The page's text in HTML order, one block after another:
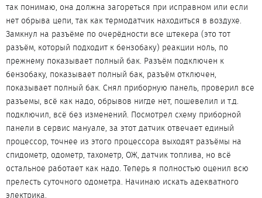
так понимаю, она должна загореться при исправном или если
нет обрыва цепи, так как термодатчик находиться в воздухе.
Замкнул на разъёме по очерёдности все штекера (это тот
разъём, который подходит к бензобаку) реакции ноль, по
прежнему показывает полный бак. Разъём подключен к
бензобаку, показывает полный бак, разъём отключен,
показывает полный бак. Снял приборную панель, проверил все
разъемы, всё как надо, обрывов нигде нет, пошевелил и т.д.
подключил, всё без изменений. Посмотрел схему приборной
панели в сервис мануале, за этот датчик отвечает единый
процессор, точнее из этого процессора выходят разъёмы на
спидометр, одометр, тахометр, ОЖ, датчик топлива, но всё
остальное работает как надо. Теперь я полностью оценил всю
прелесть суточного одометра. Начинаю искать адекватного
электрика.